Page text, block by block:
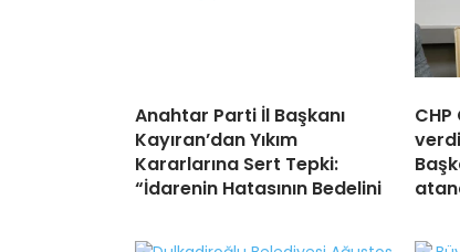
Anahtar Parti İl Başkanı
Kayıran’dan Yıkım
Kararlarına Sert Tepki:
“İdarenin Hatasının Bedelini
CHP